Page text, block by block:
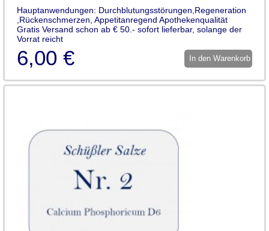
Hauptanwendungen: Durchblutungsstörungen,Regeneration
,Rückenschmerzen, Appetitanregend Apothekenqualität
Gratis Versand schon ab € 50.- sofort lieferbar, solange der
Vorrat reicht
6,00 € In den Warenkorb